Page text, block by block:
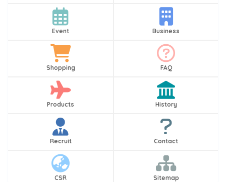
Event Business
Shopping FAQ
Products History
Recruit Contact
CSR Sitemap